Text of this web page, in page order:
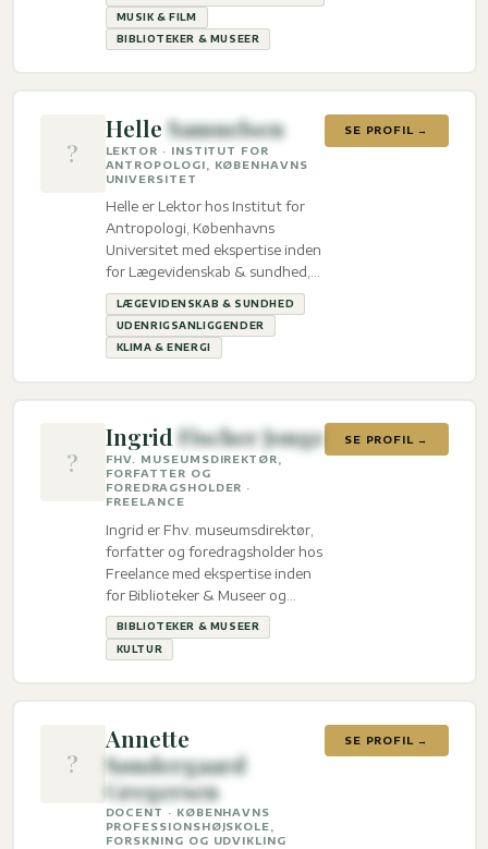
MUSIK & FILM
BIBLIOTEKER & MUSEER
?
HelleSamuelsen
LEKTOR · INSTITUT FOR
ANTROPOLOGI, KØBENHAVNS
UNIVERSITET
Helle er Lektor hos Institut for
Antropologi, Københavns
Universitet med ekspertise inden
for Lægevidenskab & sundhed,
Udenrigsanliggender og Klima &
energi.
LÆGEVIDENSKAB & SUNDHED
UDENRIGSANLIGGENDER
KLIMA & ENERGI
SE PROFIL →
?
IngridFischer Jonge
FHV. MUSEUMSDIREKTØR,
FORFATTER OG
FOREDRAGSHOLDER ·
FREELANCE
Ingrid er Fhv. museumsdirektør,
forfatter og foredragsholder hos
Freelance med ekspertise inden
for Biblioteker & Museer og
Kultur.
BIBLIOTEKER & MUSEER
KULTUR
SE PROFIL →
?
Annette
Søndergaard
Gregersen
DOCENT · KØBENHAVNS
PROFESSIONSHØJSKOLE,
FORSKNING OG UDVIKLING
SE PROFIL →